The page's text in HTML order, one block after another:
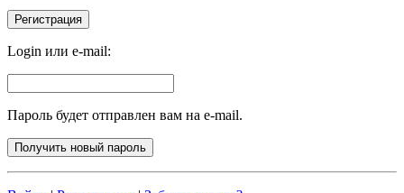
Login или e-mail:
Пароль будет отправлен вам на e-mail.